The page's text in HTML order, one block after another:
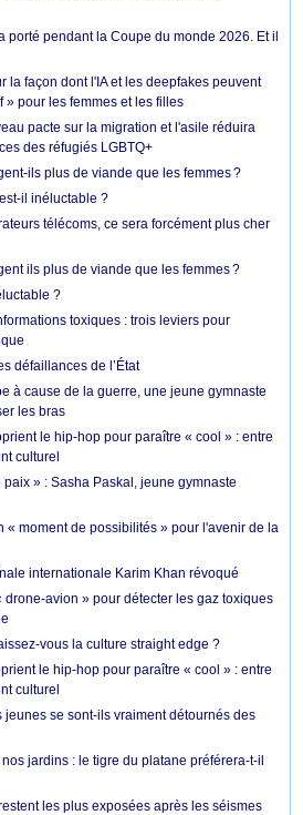
porté pendant la Coupe du monde 2026. Et il
la façon dont l'IA et les deepfakes peuvent
pour les femmes et les filles
pacte sur la migration et l'asile réduira
des réfugiés LGBTQ+
ils plus de viande que les femmes ?
il inéluctable ?
télécoms, ce sera forcément plus cher
ils plus de viande que les femmes ?
?
toxiques : trois leviers pour
défaillances de l’État
à cause de la guerre, une jeune gymnaste
les bras
le hip-hop pour paraître « cool » : entre
culturel
» : Sasha Paskal, jeune gymnaste
« moment de possibilités » pour l'avenir de la
internationale Karim Khan révoqué
drone-avion » pour détecter les gaz toxiques
vous la culture straight edge ?
le hip-hop pour paraître « cool » : entre
culturel
jeunes se sont-ils vraiment détournés des
jardins : le tigre du platane préférera-t-il
les plus exposées après les séismes